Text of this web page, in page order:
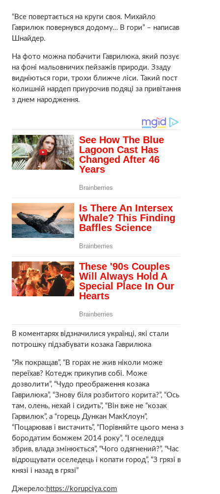
“Все повертається на круги своя. Михайло
Гаврилюк повернувся додому… В гори” – написав
Шнайдер.
На фото можна побачити Гаврилюка, який позує
на фоні мальовничих пейзажів природи. Ззаду
видніються гори, трохи ближче ліси. Такий пост
колишній нардеп приурочив подяці за привітання
з днем народження.
В коментарях відзначилися українці, які стали
потрошку підзабувати козака Гаврилюка
“Як покращав”, “В горах не жив ніколи може
переїхав? Котедж прикупив собі. Може
дозволити”, “Чудо преображення козака
Гаврилюка”, “Знову біля розбитого корита?”, “Ось
там, олень, нехай і сидить”, “Він вже не “козак
Гарвилюк”, а “горець Дункан МакКлоун”,
“Поцарював і вистачить”, “Порівняйте цього мена з
бородатим бомжем 2014 року”, “І оселедця
збрив, влада змінюється”, “Чого одягнений?”, “Час
відрощувати оселедець і копати город”, “З грязі в
князі і назад в грязі”
Джерело: https://korupciya.com